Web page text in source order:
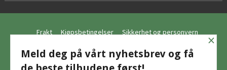
Frakt Kjøpsbetingelser Sikkerhet og personvern
Nyhetsbrev
×
Meld deg på vårt nyhetsbrev og få